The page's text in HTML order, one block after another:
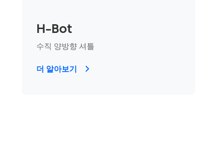
H-Bot
수직 양방향 셔틀
더 알아보기